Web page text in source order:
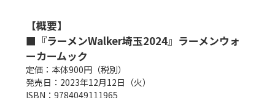
【概要】
■『ラーメンWalker埼玉2024』ラーメンウォ
ーカームック
定価：本体900円（税別）
発売日：2023年12月12日（火）
ISBN：9784049111965